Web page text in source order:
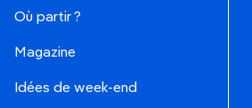
Où partir ?
Magazine
Idées de week-end